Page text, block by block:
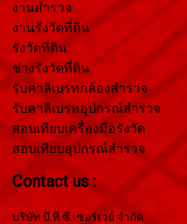
งานสำรวจ
งานรังวัดที่ดิน
รังวัดที่ดิน
ช่างรังวัดที่ดิน
รับคาลิเบรทกล้องสำรวจ
รับคาลิเบรทอุปกรณ์สำรวจ
สอบเทียบเครื่องมือรังวัด
สอบเทียบอุปกรณ์สำรวจ
Contact us :
บริษัท บี.ที.ซี.เซอร์เวย์ จำกัด